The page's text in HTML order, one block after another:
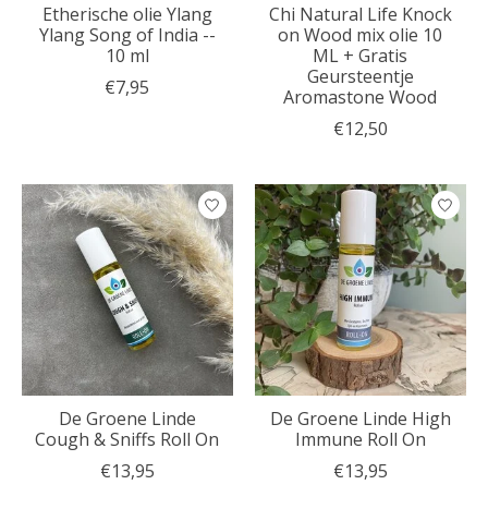
Etherische olie Ylang
Ylang Song of India --
10 ml
€7,95
Chi Natural Life Knock
on Wood mix olie 10
ML + Gratis
Geursteentje
Aromastone Wood
€12,50
De Groene Linde
Cough & Sniffs Roll On
€13,95
De Groene Linde High
Immune Roll On
€13,95